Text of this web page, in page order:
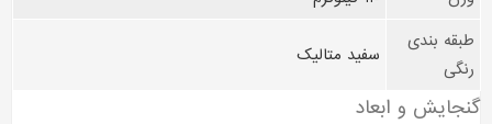
طبقه بندی
رنگی
سفید متالیک
گنجایش و ابعاد